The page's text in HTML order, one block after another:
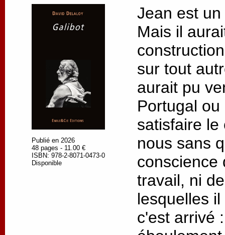
Publié en 2026
48 pages - 11.00 €
ISBN: 978-2-8071-0473-0
Disponible
Jean est
Mais il
sur tout
aurait pu
Portugal
satisfaire le
nous sans
conscience
travail, ni
lesquelles
c'est arrivé